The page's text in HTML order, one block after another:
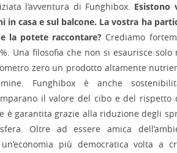
l’avventura di Funghibox. Esistono
in casa e sul balcone. La vostra ha
la potete raccontare? Crediamo
Una filosofia che non si esaurisce solo
zero un prodotto altamente
Funghibox è anche
il valore del cibo e del rispetto
è garantita grazie alla riduzione degli
Oltre ad essere amica
più democratica volta a